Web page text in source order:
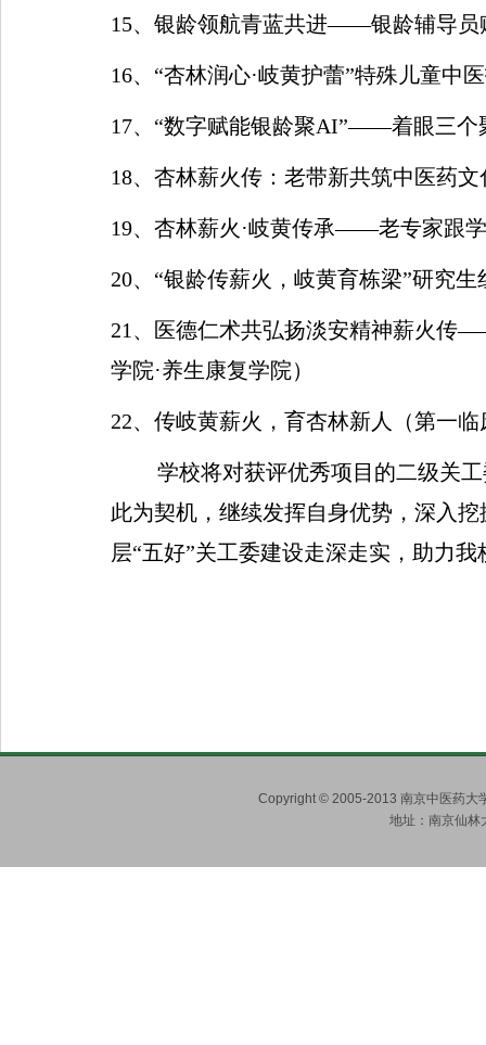
15、银龄领航青蓝共进——银龄辅导
16、 “杏林润心·岐黄护蕾”特殊儿童中
17、 “数字赋能银龄聚AI”——着眼三个
18、杏林薪火传：老带新共筑中医药
19、杏林薪火 ·岐黄传承——老专家跟
20、 “银龄传薪火，岐黄育栋梁”研究生
21 、医德仁术共弘扬淡安精神薪火传
学院·养生康复学院）
22、传岐黄薪火，育杏林新人（第一
学校将对获评优秀项目的二级关
此为契机，继续发挥自身优势，深入
层“五好”关工委建设走深走实，助力
Copyright © 2005-2013 南京中医药大
地址：南京仙林